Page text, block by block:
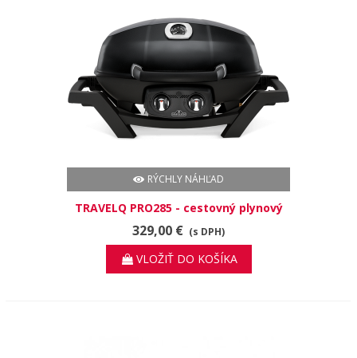
RÝCHLY NÁHĽAD
TRAVELQ PRO285 - cestovný plynový
gril
329,00 € (s DPH)
VLOŽIŤ DO KOŠÍKA